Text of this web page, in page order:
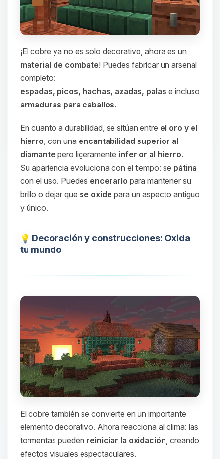
¡El cobre ya no es solo decorativo, ahora es un
material de combate! Puedes fabricar un arsenal
completo:
espadas, picos, hachas, azadas, palas e incluso
armaduras para caballos.
En cuanto a durabilidad, se sitúan entre el oro y el
hierro, con una encantabilidad superior al
diamante pero ligeramente inferior al hierro.
Su apariencia evoluciona con el tiempo: se pátina
con el uso. Puedes encerarlo para mantener su
brillo o dejar que se oxide para un aspecto antiguo
y único.
Decoración y construcciones: Oxida
tu mundo
El cobre también se convierte en un importante
elemento decorativo. Ahora reacciona al clima: las
tormentas pueden reiniciar la oxidación, creando
efectos visuales espectaculares.